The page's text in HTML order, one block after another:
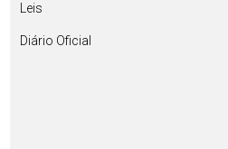
Leis
Diário Oficial